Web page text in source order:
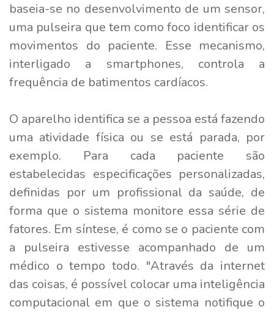
baseia-se no desenvolvimento de um sensor,
uma pulseira que tem como foco identificar os
movimentos do paciente. Esse mecanismo,
interligado a smartphones, controla a
frequência de batimentos cardíacos.
O aparelho identifica se a pessoa está fazendo
uma atividade física ou se está parada, por
exemplo. Para cada paciente são
estabelecidas especificações personalizadas,
definidas por um profissional da saúde, de
forma que o sistema monitore essa série de
fatores. Em síntese, é como se o paciente com
a pulseira estivesse acompanhado de um
médico o tempo todo. "Através da internet
das coisas, é possível colocar uma inteligência
computacional em que o sistema notifique o